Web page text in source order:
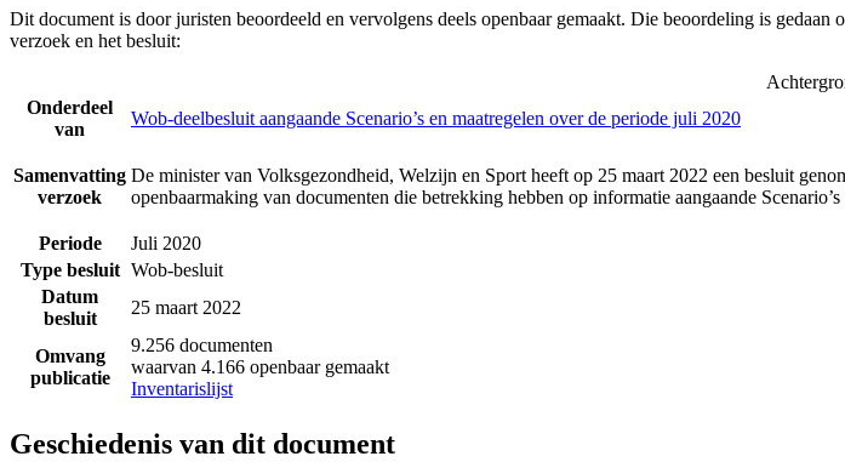
Dit document is door juristen beoordeeld en vervolgens deels openbaar gemaakt. Die beoordeling is
verzoek en het besluit:
Onderdeel
van
Wob-deelbesluit aangaande Scenario’s en maatregelen over de periode juli 2020
Samenvatting
verzoek
De minister van Volksgezondheid, Welzijn en Sport heeft op 25 maart 2022 een besluit
openbaarmaking van documenten die betrekking hebben op informatie aangaande
Periode
Juli 2020
Type besluit Wob-besluit
Datum
besluit
25 maart 2022
Omvang
publicatie
9.256 documenten
waarvan 4.166 openbaar gemaakt
Inventarislijst
Geschiedenis van dit document